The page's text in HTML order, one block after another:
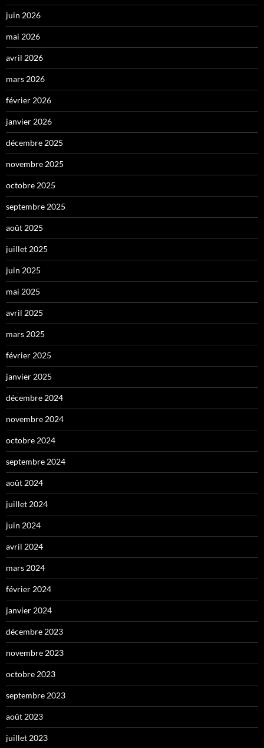
juin 2026
mai 2026
avril 2026
mars 2026
février 2026
janvier 2026
décembre 2025
novembre 2025
octobre 2025
septembre 2025
août 2025
juillet 2025
juin 2025
mai 2025
avril 2025
mars 2025
février 2025
janvier 2025
décembre 2024
novembre 2024
octobre 2024
septembre 2024
août 2024
juillet 2024
juin 2024
avril 2024
mars 2024
février 2024
janvier 2024
décembre 2023
novembre 2023
octobre 2023
septembre 2023
août 2023
juillet 2023